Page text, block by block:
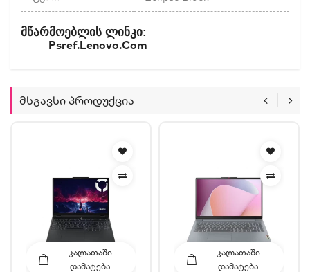
Მწარმოებლის Ლინკი:
Psref.lenovo.com
Მსგავსი Პროდუქცია
ᲙᲐᲚᲐᲗᲐᲨᲘ
ᲓᲐᲛᲐᲢᲔᲑᲐ
ᲙᲐᲚᲐᲗᲐᲨᲘ
ᲓᲐᲛᲐᲢᲔᲑᲐ